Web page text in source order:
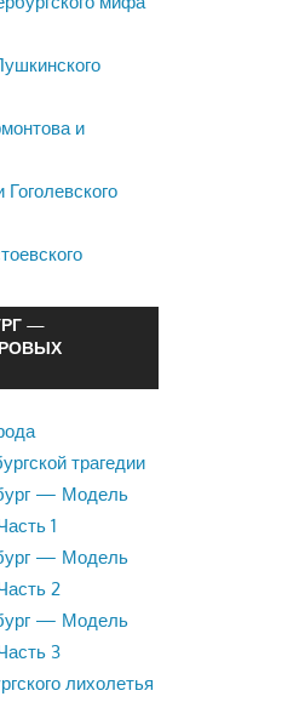
и
—
трагедии
— Модель
1
— Модель
2
— Модель
3
лихолетья